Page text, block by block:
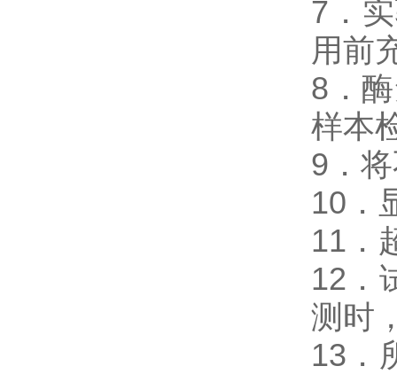
7．
用前
8．
样本
9．
10．
11．
12．
测时
13．